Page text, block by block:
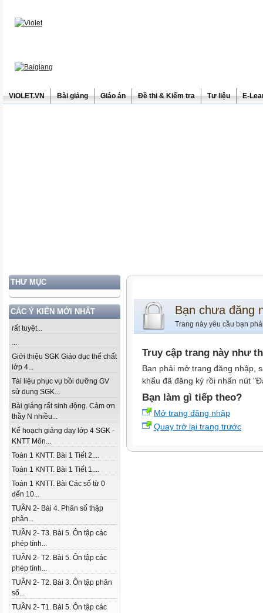
ViOLET.VN Bài giảng Giáo án Đề thi & Kiểm tra Tư liệu E-
THƯ MỤC
CÁC Ý KIẾN MỚI NHẤT
rất tuyệt...
...
Giới thiệu SGK Giáo dục thể chất
lớp 4...
Tài liệu phục vụ bồi dưỡng GV
sử dụng SGK...
Bài giảng rất sinh động. Cảm ơn
thầy N nhiều...
Kế hoạch giảng dạy lớp 4 SGK -
KNTT Môn...
Toán 1 KNTT. Bài 1 Tiết 2....
Toán 1 KNTT. Bài 1 Tiết 1....
Toán 1 KNTT. Bài Các số từ 0
đến 10...
TUẦN 2- Bài 4. Phân số thập
phân...
TUẦN 2- T3. Bài 5. Ôn tập các
phép tính...
TUẦN 2- T2. Bài 5. Ôn tập các
phép tính...
TUẦN 2- T2. Bài 3. Ôn tập phân
số...
TUẦN 2- T1. Bài 5. Ôn tập các
Bạn chưa đăng
Trang này yêu cầu bạn
Truy cập trang này như
Bạn phải mở trang đăng nhập,
khẩu đã đăng ký rồi nhấn nút
Bạn làm gì tiếp theo?
Mở trang đăng nhập
Quay trở lại trang trước